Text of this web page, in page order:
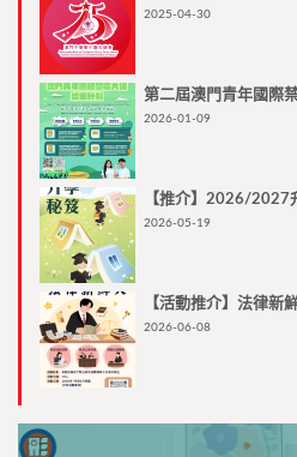
2025-04-30
第二屆澳門青年國際
2026-01-09
【推介】2026/2027
2026-05-19
【活動推介】法律新
2026-06-08